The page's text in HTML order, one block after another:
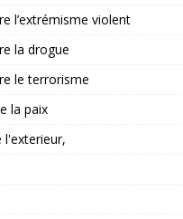
l’extrémisme violent
la drogue
le terrorisme
la paix
l'exterieur,